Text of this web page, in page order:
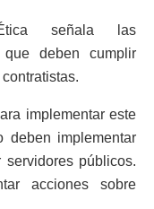
señala las
que deben cumplir
implementar este
deben implementar
públicos.
acciones sobre